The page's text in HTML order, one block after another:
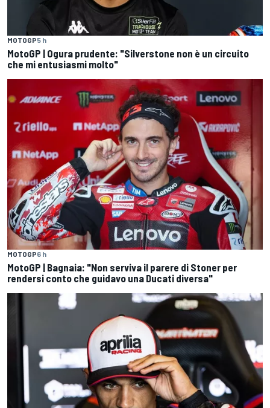
MOTOGP5 h
MotoGP | Ogura prudente: "Silverstone non è un circuito
che mi entusiasmi molto"
MOTOGP6 h
MotoGP | Bagnaia: "Non serviva il parere di Stoner per
rendersi conto che guidavo una Ducati diversa"